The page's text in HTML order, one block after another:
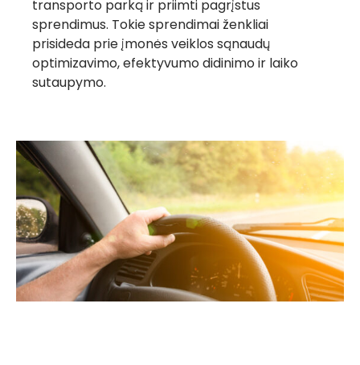
transporto parką ir priimti pagrįstus
sprendimus. Tokie sprendimai ženkliai
prisideda prie įmonės veiklos sąnaudų
optimizavimo, efektyvumo didinimo ir laiko
sutaupymo.
= nemokamas mėnuo
su LINQO
Daugiau informacijos